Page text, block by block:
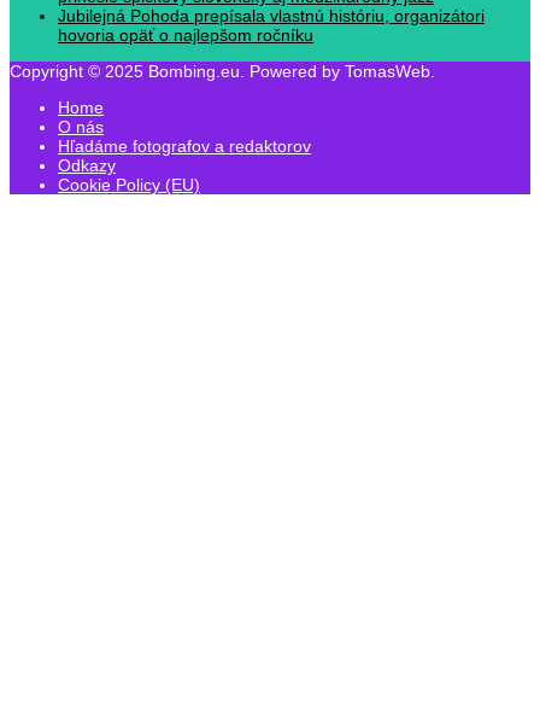
Jubilejná Pohoda prepísala vlastnú históriu, organizátori
hovoria opäť o najlepšom ročníku
Copyright © 2025 Bombing.eu. Powered by TomasWeb.
Home
O nás
Hľadáme fotografov a redaktorov
Odkazy
Cookie Policy (EU)